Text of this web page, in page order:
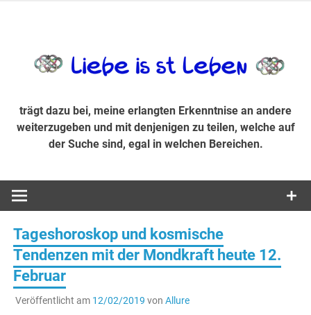
Suche sind, egal in welchen Bereichen.
trägt dazu bei, meine erlangten Erkenntnise an andere
weiterzugeben und mit denjenigen zu teilen, welche auf
der Suche sind, egal in welchen Bereichen.
Tageshoroskop und kosmische
Tendenzen mit der Mondkraft heute 12.
Februar
Veröffentlicht am 12/02/2019 von Allure